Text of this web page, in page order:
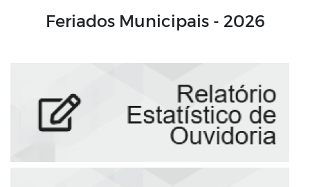
Feriados Municipais - 2026